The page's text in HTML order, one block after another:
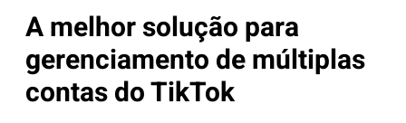
A melhor solução para
gerenciamento de múltiplas
contas do TikTok